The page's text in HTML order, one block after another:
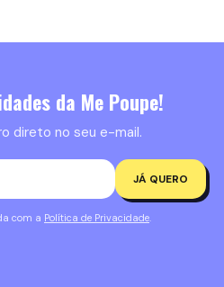
da Me Poupe!
direto no seu e-mail.
JÁ QUERO
com a Política de Privacidade.